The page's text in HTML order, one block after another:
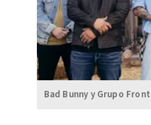
Bad Bunny y Grupo